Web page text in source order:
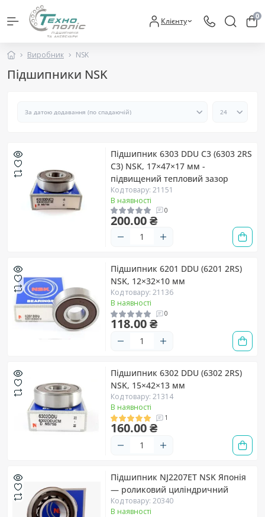
Клієнту 0
Виробник NSK
Підшипники NSK
Підшипник 6303 DDU C3 (6303 2RS
C3) NSK, 17×47×17 мм -
підвищений тепловий зазор
Код товару: 21151
В наявності
0
200.00 ₴
Підшипник 6201 DDU (6201 2RS)
NSK, 12×32×10 мм
Код товару: 21136
В наявності
0
118.00 ₴
Підшипник 6302 DDU (6302 2RS)
NSK, 15×42×13 мм
Код товару: 21314
В наявності
1
160.00 ₴
Підшипник NJ2207ET NSK Японія
— роликовий циліндричний
Код товару: 20340
В наявності